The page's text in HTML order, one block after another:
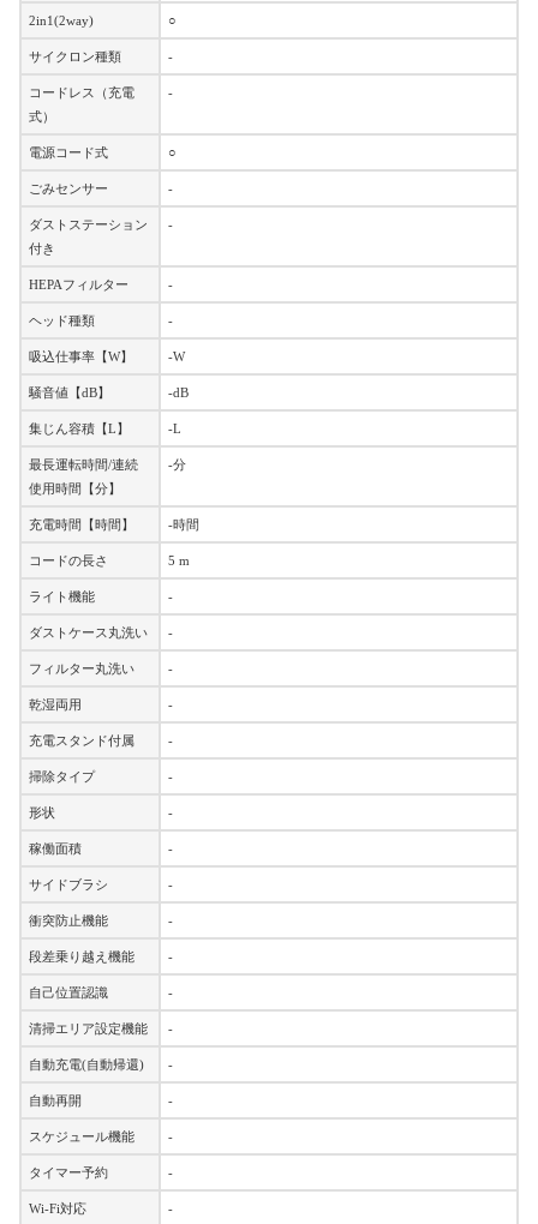
2in1(2way) ○
サイクロン種類 -
コードレス（充電
式）
-
電源コード式 ○
ごみセンサー -
ダストステーション
付き
-
HEPAフィルター -
ヘッド種類 -
吸込仕事率【W】 -W
騒音値【dB】 -dB
集じん容積【L】 -L
最長運転時間/連続
使用時間【分】
-分
充電時間【時間】 -時間
コードの長さ 5 m
ライト機能 -
ダストケース丸洗い -
フィルター丸洗い -
乾湿両用 -
充電スタンド付属 -
掃除タイプ -
形状 -
稼働面積 -
サイドブラシ -
衝突防止機能 -
段差乗り越え機能 -
自己位置認識 -
清掃エリア設定機能 -
自動充電(自動帰還) -
自動再開 -
スケジュール機能 -
タイマー予約 -
Wi-Fi対応 -